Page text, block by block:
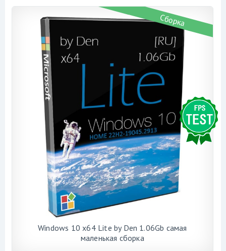
Сборка
Windows 10 x64 Lite by Den 1.06Gb самая
маленькая сборка